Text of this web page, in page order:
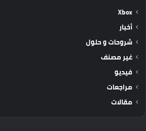
Xbox
أخبار
شروحات و حلول
غير مصنف
فيديو
مراجعات
مقالات